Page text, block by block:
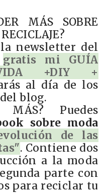
MÁS SOBRE
newsletter del
gratis mi GUÍA
+DIY +
al día de los
blog.
MÁS? Puedes
sobre moda
de las
. Contiene dos
a la moda
parte con
para reciclar tu